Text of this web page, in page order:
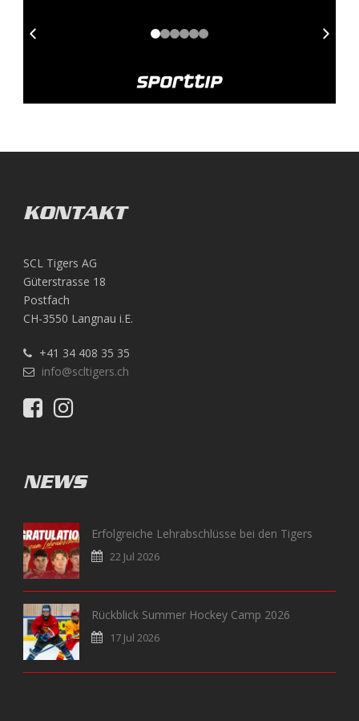
KONTAKT
SCL Tigers AG
Güterstrasse 18
Postfach
CH-3550 Langnau i.E.
+41 34 408 35 35
info@scltigers.ch
NEWS
Erfolgreiche Lehrabschlüsse bei den Tigers
22 Jul 2026
Rückblick Summer Hockey Camp 2026
17 Jul 2026